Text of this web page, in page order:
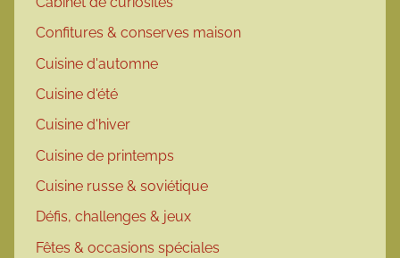
Confitures & conserves maison
Cuisine d'automne
Cuisine d'été
Cuisine d'hiver
Cuisine de printemps
Cuisine russe & soviétique
Défis, challenges & jeux
Fêtes & occasions spéciales